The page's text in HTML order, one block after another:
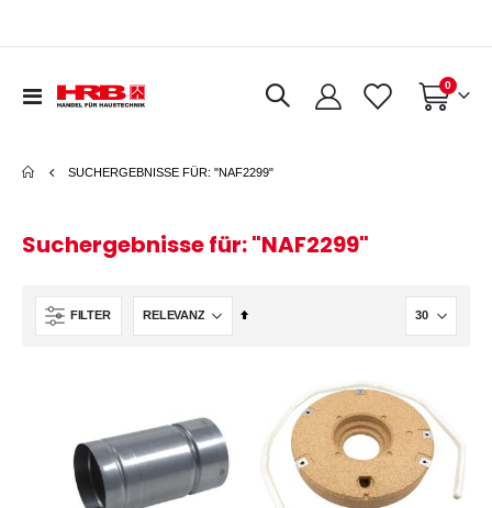
Navigation
Warenkorb
0Artikel
SUCHERGEBNISSE FÜR: "NAF2299"
Suchergebnisse für: "NAF2299"
FILTER
In